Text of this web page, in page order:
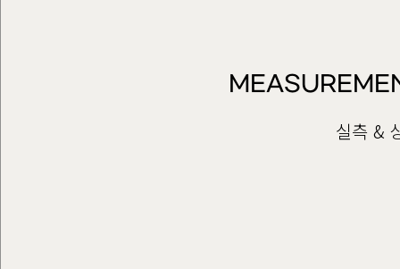
실측 &